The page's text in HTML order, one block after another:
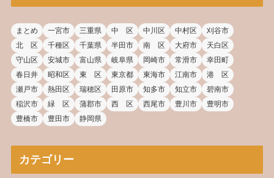
まとめ 一宮市 三重県 中 区 中川区 中村区
刈谷市
北 区
千種区 千葉県 半田市 南 区 大府市
天白区
守山区
安城市 富山県 岐阜県 岡崎市 常滑市
幸田町
春日井
昭和区 東 区 東京都 東海市 江南市
港 区
瀬戸市
熱田区 瑞穂区 田原市 知多市 知立市
碧南市
稲沢市
緑 区 蒲郡市 西 区 西尾市 豊川市
豊明市
豊橋市
豊田市 静岡県
カテゴリー